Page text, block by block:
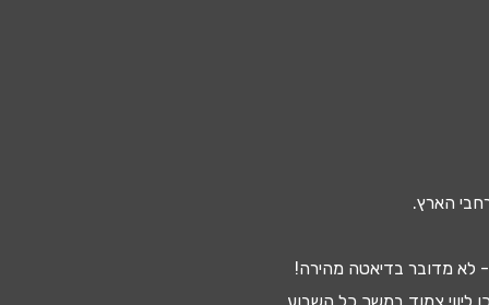
הארץ.
לא מדובר בדיאטה מהירה!